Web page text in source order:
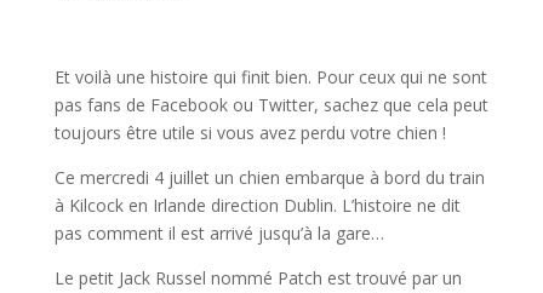
Et voilà une histoire qui finit bien. Pour ceux qui ne sont
pas fans de Facebook ou Twitter, sachez que cela peut
toujours être utile si vous avez perdu votre chien !
Ce mercredi 4 juillet un chien embarque à bord du train
à Kilcock en Irlande direction Dublin. L’histoire ne dit
pas comment il est arrivé jusqu’à la gare…
Le petit Jack Russel nommé Patch est trouvé par un